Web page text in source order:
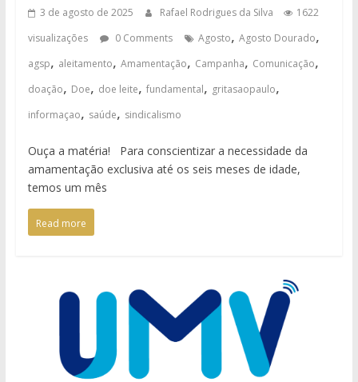
3 de agosto de 2025 Rafael Rodrigues da Silva
1622
visualizações
0 Comments Agosto, Agosto Dourado,
agsp, aleitamento, Amamentação, Campanha, Comunicação,
doação, Doe, doe leite, fundamental, gritasaopaulo,
informaçao, saúde, sindicalismo
Ouça a matéria! Para conscientizar a necessidade da
amamentação exclusiva até os seis meses de idade,
temos um mês
Read more